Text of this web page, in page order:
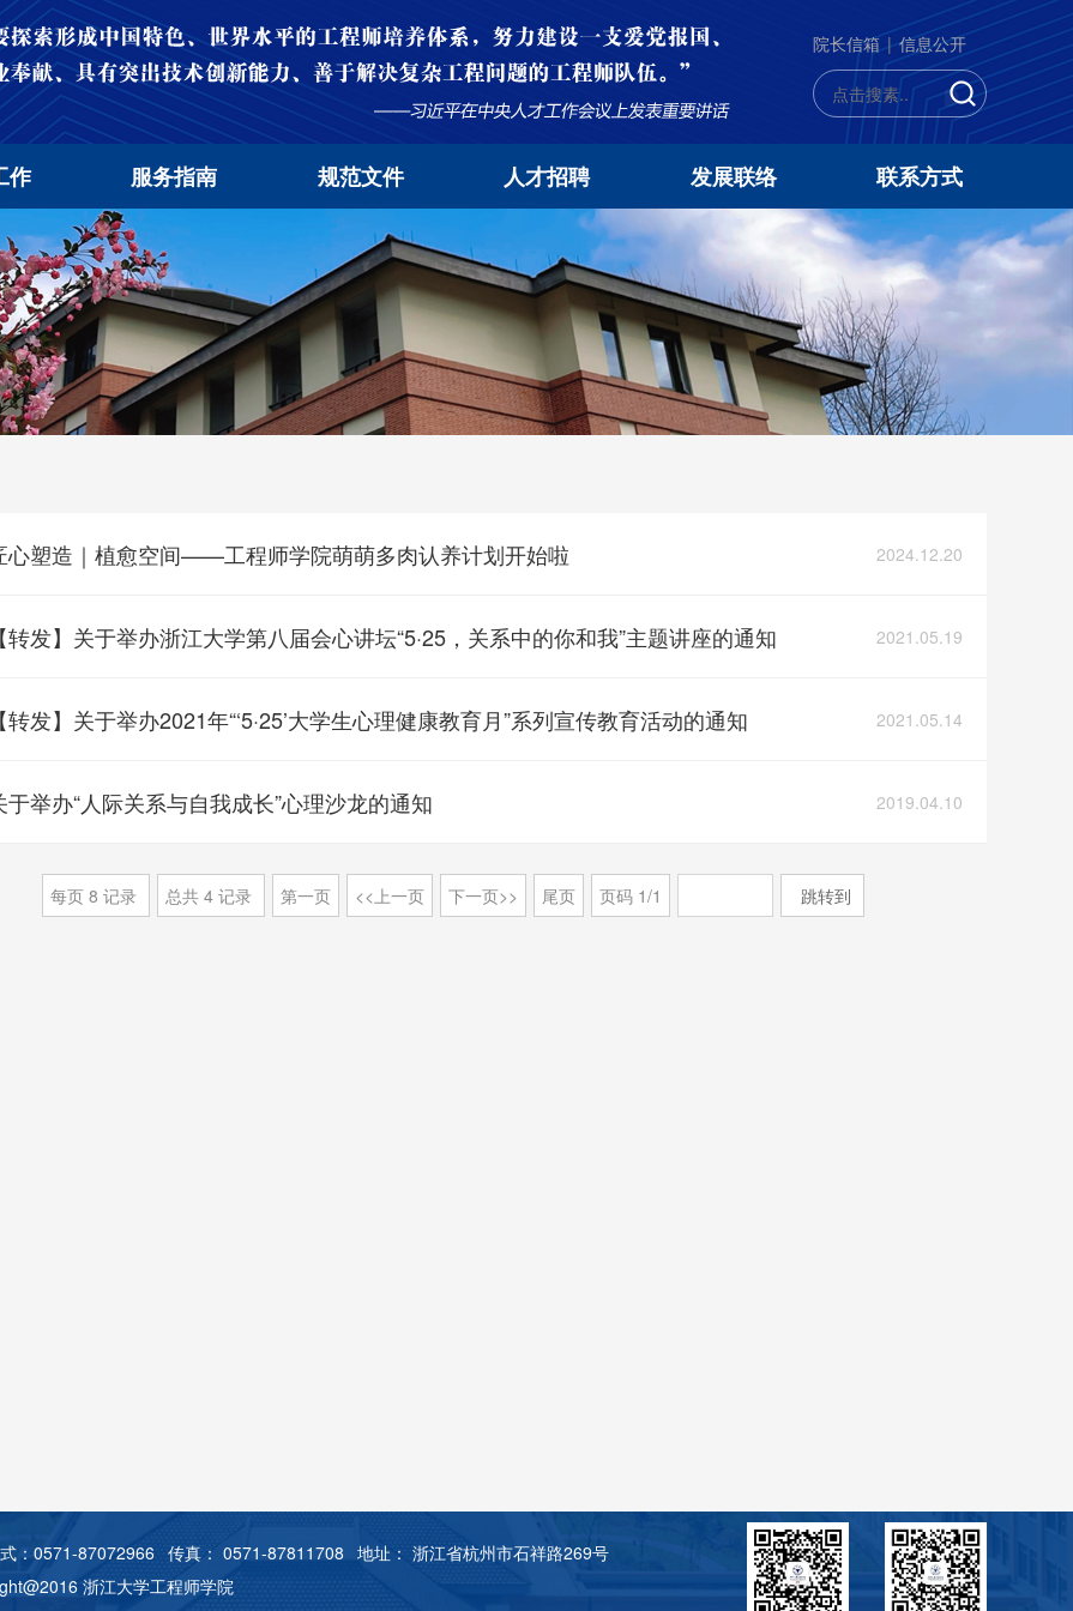
院长信箱|信息公开
作 服务指南 规范文件 人才招聘 发展联络 联系方式
心塑造｜植愈空间——工程师学院萌萌多肉认养计划开始啦 2024.12.20
【转发】关于举办浙江大学第八届会心讲坛“5·25，关系中的你和我”主题讲座的通知 2021.05.19
【转发】关于举办2021年“‘5·25’大学生心理健康教育月”系列宣传教育活动的通知 2021.05.14
于举办“人际关系与自我成长”心理沙龙的通知 2019.04.10
每页 8 记录 总共 4 记录 第一页 <<上一页 下一页>> 尾页 页码 1/1 跳转到
：0571-87072966 传真： 0571-87811708 地址： 浙江省杭州市石祥路269号
浙江大学工程师学院